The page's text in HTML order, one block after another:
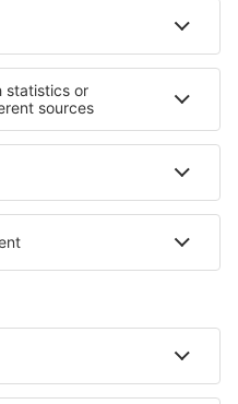
Cazare în Sylt
in Renania-Palatinat
National Park